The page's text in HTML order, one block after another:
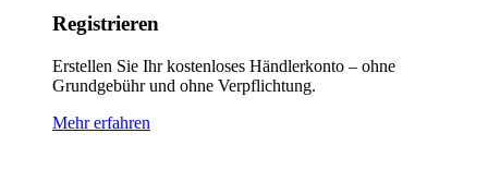
Registrieren
Erstellen Sie Ihr kostenloses Händlerkonto – ohne
Grundgebühr und ohne Verpflichtung.
Mehr erfahren